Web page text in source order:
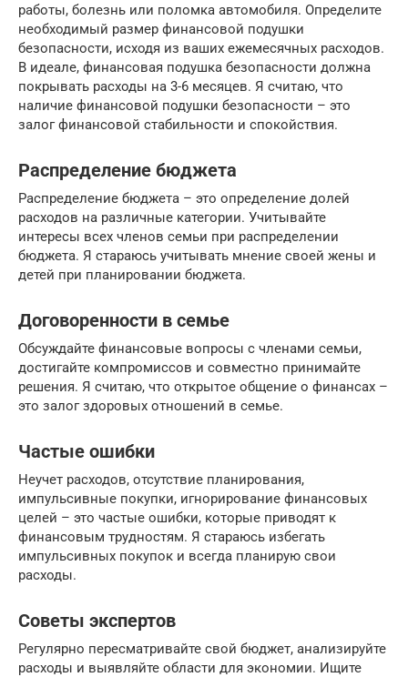
работы, болезнь или поломка автомобиля. Определите
необходимый размер финансовой подушки
безопасности, исходя из ваших ежемесячных расходов.
В идеале, финансовая подушка безопасности должна
покрывать расходы на 3-6 месяцев. Я считаю, что
наличие финансовой подушки безопасности – это
залог финансовой стабильности и спокойствия.
Распределение бюджета
Распределение бюджета – это определение долей
расходов на различные категории. Учитывайте
интересы всех членов семьи при распределении
бюджета. Я стараюсь учитывать мнение своей жены и
детей при планировании бюджета.
Договоренности в семье
Обсуждайте финансовые вопросы с членами семьи,
достигайте компромиссов и совместно принимайте
решения. Я считаю, что открытое общение о финансах –
это залог здоровых отношений в семье.
Частые ошибки
Неучет расходов, отсутствие планирования,
импульсивные покупки, игнорирование финансовых
целей – это частые ошибки, которые приводят к
финансовым трудностям. Я стараюсь избегать
импульсивных покупок и всегда планирую свои
расходы.
Советы экспертов
Регулярно пересматривайте свой бюджет, анализируйте
расходы и выявляйте области для экономии. Ищите